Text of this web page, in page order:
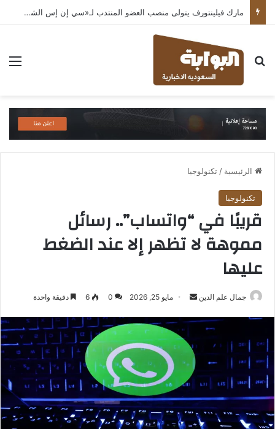
مارك فيلينتورف يتولى منصب العضو المنتدب لـ«سي إن إس الشرق الأوسط» ويشرف على شركات قطاع التكنولوجيا ضمن مجموعة غباش
بحث عن
الرئيسية / تكنولوجيا
تكنولوجيا
قريبًا في “واتساب”.. رسائل
مموهة لا تظهر إلا عند الضغط
عليها
جمال علم الدين
أرسل
إلكترونيا
مايو 25, 2026 0
6 دقيقة واحدة